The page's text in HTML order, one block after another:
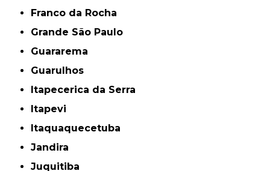
Franco da Rocha
Grande São Paulo
Guararema
Guarulhos
Itapecerica da Serra
Itapevi
Itaquaquecetuba
Jandira
Juquitiba